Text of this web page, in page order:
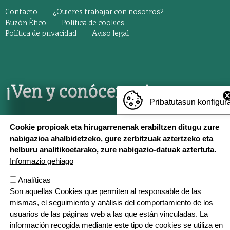
ORRI-OINA
Contacto
¿Quieres trabajar con nosotros?
TESTU-LEGALAK
Buzón Ético
Política de cookies
Política de privacidad
Aviso legal
¡Ven y conócenos!
TXERMIN: Txermin z/g, 20150 Villabona,
CENTRO: Berria 55, 20150 Villabona,943 69 23 21
Pribatutasun
Cookie propioak eta hirugarrenenak erabiltzen ditugu zure
nabigazioa ahalbidetzeko, gure zerbitzuak aztertzeko eta
helburu analitikoetarako, zure nabigazio-datuak aztertuta.
Informazio gehiago
Analíticas
Son aquellas Cookies que permiten al responsable de las
mismas, el seguimiento y análisis del comportamiento de los
usuarios de las páginas web a las que están vinculadas. La
información recogida mediante este tipo de cookies se utiliza en